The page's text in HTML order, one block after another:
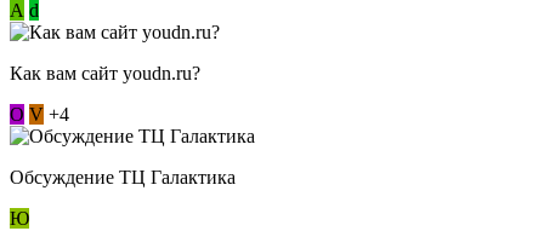
А d
Как вам сайт youdn.ru?
О V +4
Обсуждение ТЦ Галактика
Ю